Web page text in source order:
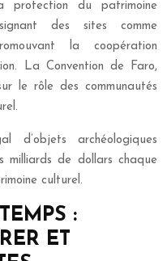
du patrimoine
des sites comme
la coopération
La Convention de Faro,
le rôle des communautés
archéologiques
milliards de dollars chaque
culturel.
:
ET